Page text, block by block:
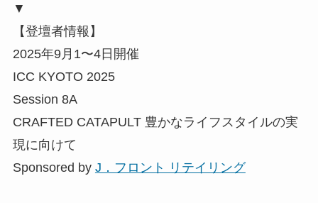
▼
【登壇者情報】
2025年9月1〜4日開催
ICC KYOTO 2025
Session 8A
CRAFTED CATAPULT 豊かなライフスタイルの実
現に向けて
Sponsored by J．フロント リテイリング